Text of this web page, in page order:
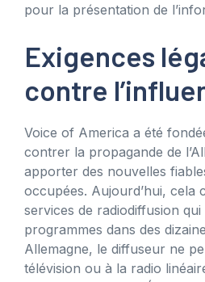
pour la présentation de
Exigences
contre
Voice of America a été
contrer la propagande de
apporter des nouvelles
occupées. Aujourd’hui, cela
services de radiodiffusion
programmes dans des
Allemagne, le diffuseur ne
télévision ou à la radio